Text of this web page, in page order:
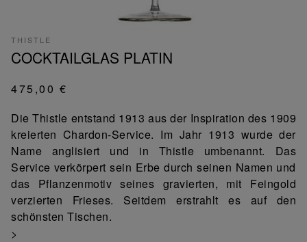
THISTLE
COCKTAILGLAS PLATIN
475,00 €
Die Thistle entstand 1913 aus der Inspiration des 1909
kreierten Chardon-Service. Im Jahr 1913 wurde der
Name anglisiert und in Thistle umbenannt. Das
Service verkörpert sein Erbe durch seinen Namen und
das Pflanzenmotiv seines gravierten, mit Feingold
verzierten Frieses. Seitdem erstrahlt es auf den
schönsten Tischen.
>